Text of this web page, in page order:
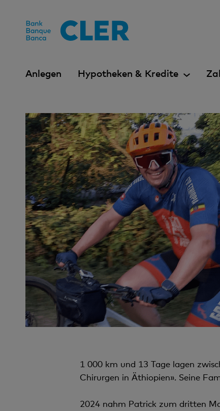
Anlegen Hypotheken & Kredite
1 000 km und 13 Tage lagen
Chirurgen in Äthiopien». Seine
2024 nahm Patrick zum dritten